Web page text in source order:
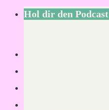
Hol dir den Podcast